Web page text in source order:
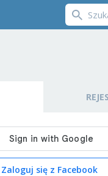
Zaloguj się z Facebook